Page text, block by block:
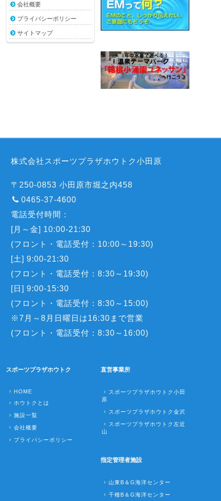
会社概要
プライバシーポリシー
サイトマップ
株式会社スポーツプラザホウトク小田原
〒250-0853 小田原市堀之内458
0465-37-4600
電話受付時間：
[月～金] 10:00-21:30
(フロント・電話受付：10:00～19:30)
[土] 9:00-21:30
(フロント・電話受付：8:30～19:30)
[日] 9:00-15:30
(フロント・電話受付：8:30～15:00)
※7月～8月日曜日は16:30まで営業
(フロント・電話受付：8:30～16:00)
スポーツプラザホウトク
HOME
ホウトクとは
施設一覧
会社概要
プライバシーポリシー
直営事業所
スポーツプラザホウトク小田
原
スポーツプラザホウトク金沢
スポーツプラザホウトク左近
山
指定管理者施設
山東B＆G海洋センター
千種B＆G海洋センター